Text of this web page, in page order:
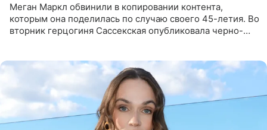
Меган Маркл обвинили в копировании контента,
которым она поделилась по случаю своего 45-летия. Во
вторник герцогиня Сассекская опубликовала черно-